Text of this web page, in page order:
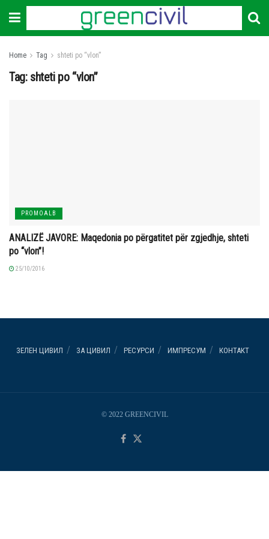
Home Tag shteti po “vlon”
Tag: shteti po “vlon”
PROMOALB
ANALIZË JAVORE: Maqedonia po përgatitet për zgjedhje, shteti
po “vlon”!
25/10/2016
ЗЕЛЕН ЦИВИЛ ЗА ЦИВИЛ РЕСУРСИ ИМПРЕСУМ КОНТАКТ
© 2022 GREENCIVIL